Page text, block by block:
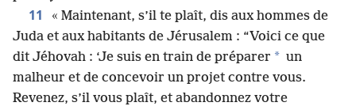
11
« Maintenant, s’il te plaît, dis aux hommes de
Juda et aux habitants de Jérusalem : “Voici ce que
dit Jéhovah : ‘Je suis en train de préparer * un
malheur et de concevoir un projet contre vous.
Revenez, s’il vous plaît, et abandonnez votre